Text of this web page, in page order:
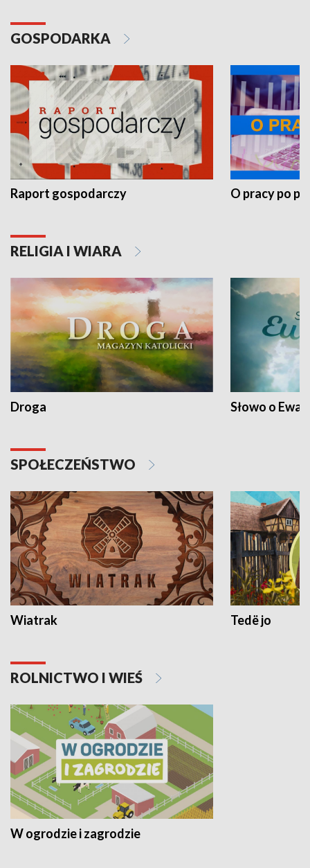
GOSPODARKA
Raport gospodarczy O pracy po
RELIGIA I WIARA
Droga Słowo o
SPOŁECZEŃSTWO
Wiatrak Tedë jo
ROLNICTWO I WIEŚ
W ogrodzie i zagrodzie